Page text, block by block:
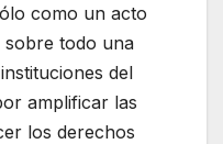
como un acto
sobre todo una
del
amplificar las
los derechos